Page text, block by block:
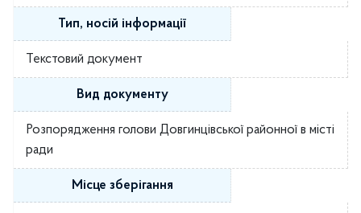
Тип, носій інформації
Текстовий документ
Вид документу
Розпорядження голови Довгинцівської районної в місті
ради
Місце зберігання